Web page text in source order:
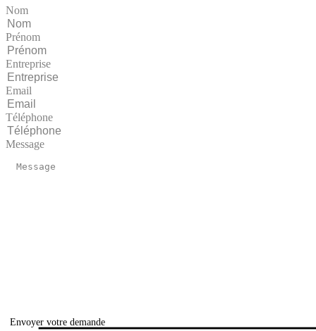
Nom
Prénom
Entreprise
Email
Téléphone
Message
Envoyer votre demande